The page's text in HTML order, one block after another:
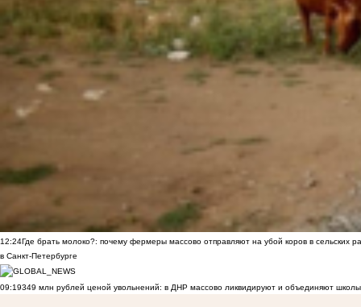
12:24Где брать молоко?: почему фермеры массово отправляют на убой коров в сельских
в Санкт-Петербурге
09:19349 млн рублей ценой увольнений: в ДНР массово ликвидируют и объединяют